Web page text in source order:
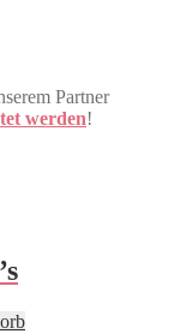
Partner
werden!